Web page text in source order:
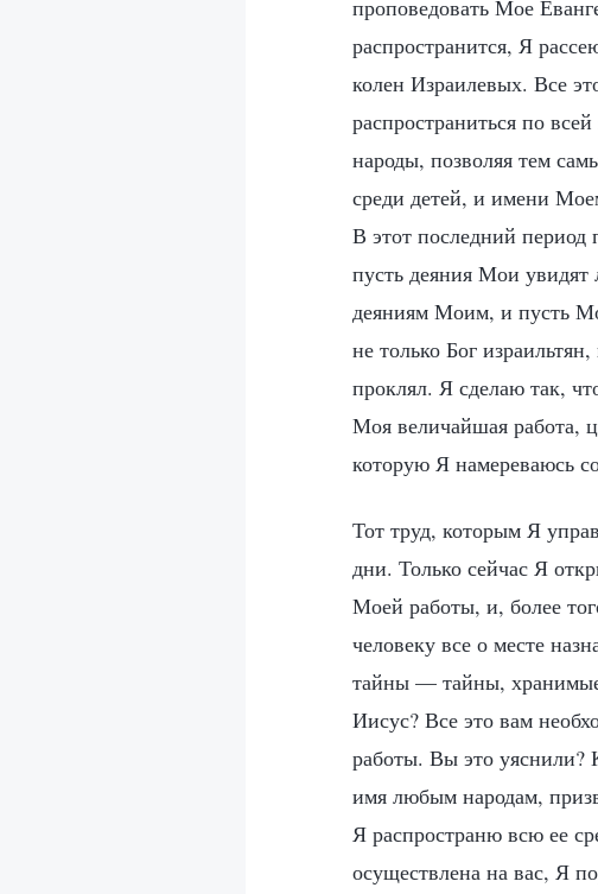
проповедовать Мое
распространится, Я
колен Израилевых. Все
распространиться по
народы, позволяя тем
среди детей, и имени
В этот последний период
пусть деяния Мои
деяниям Моим, и пусть
не только Бог
проклял. Я сделаю так,
Моя величайшая работа,
которую Я намереваюсь
Тот труд, которым Я
дни. Только сейчас Я
Моей работы, и, более
человеку все о месте
тайны — тайны, хранимые
Иисус? Все это вам
работы. Вы это уяснили?
имя любым народам,
Я распространю всю ее
осуществлена на вас, Я